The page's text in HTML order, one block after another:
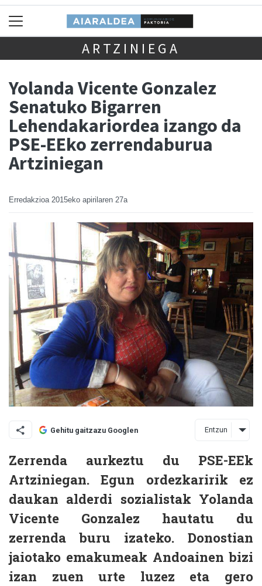
ARTZINIEGA
Yolanda Vicente Gonzalez
Senatuko Bigarren
Lehendakariordea izango da
PSE-EEko zerrendaburua
Artziniegan
Erredakzioa 2015eko apirilaren 27a
Gehitu gaitzazu Googlen Entzun
Zerrenda aurkeztu du PSE-EEk
Artziniegan. Egun ordezkaririk ez
daukan alderdi sozialistak Yolanda
Vicente Gonzalez hautatu du
zerrenda buru izateko. Donostian
jaiotako emakumeak Andoainen bizi
izan zuen urte luzez eta gero